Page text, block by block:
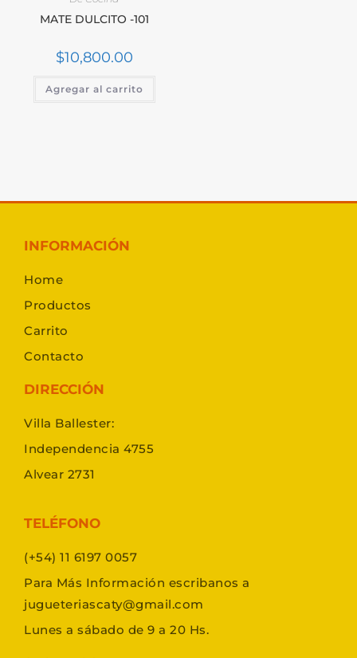
MATE DULCITO -101
$10,800.00
Agregar al carrito
INFORMACIÓN
Home
Productos
Carrito
Contacto
DIRECCIÓN
Villa Ballester:
Independencia 4755
Alvear 2731
TELÉFONO
(+54) 11 6197 0057
Para Más Información escribanos a
jugueteriascaty@gmail.com
Lunes a sábado de 9 a 20 Hs.